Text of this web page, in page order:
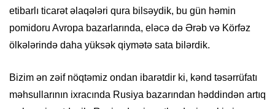
etibarlı ticarət əlaqələri qura bilsəydik, bu gün həmin
pomidoru Avropa bazarlarında, eləcə də Ərəb və Körfəz
ölkələrində daha yüksək qiymətə sata bilərdik.
Bizim ən zəif nöqtəmiz ondan ibarətdir ki, kənd təsərrüfatı
məhsullarının ixracında Rusiya bazarından həddindən artıq